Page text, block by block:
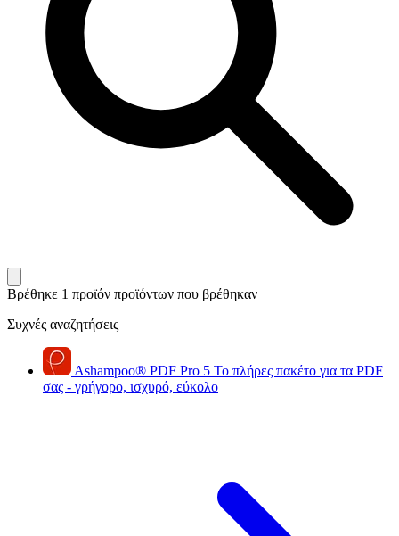
Βρέθηκε 1 προϊόν προϊόντων που βρέθηκαν
Συχνές αναζητήσεις
Ashampoo® PDF Pro 5 Το πλήρες πακέτο για τα PDF
σας - γρήγορο, ισχυρό, εύκολο